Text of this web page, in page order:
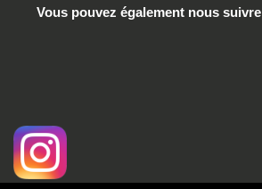
Vous pouvez également nous suivre